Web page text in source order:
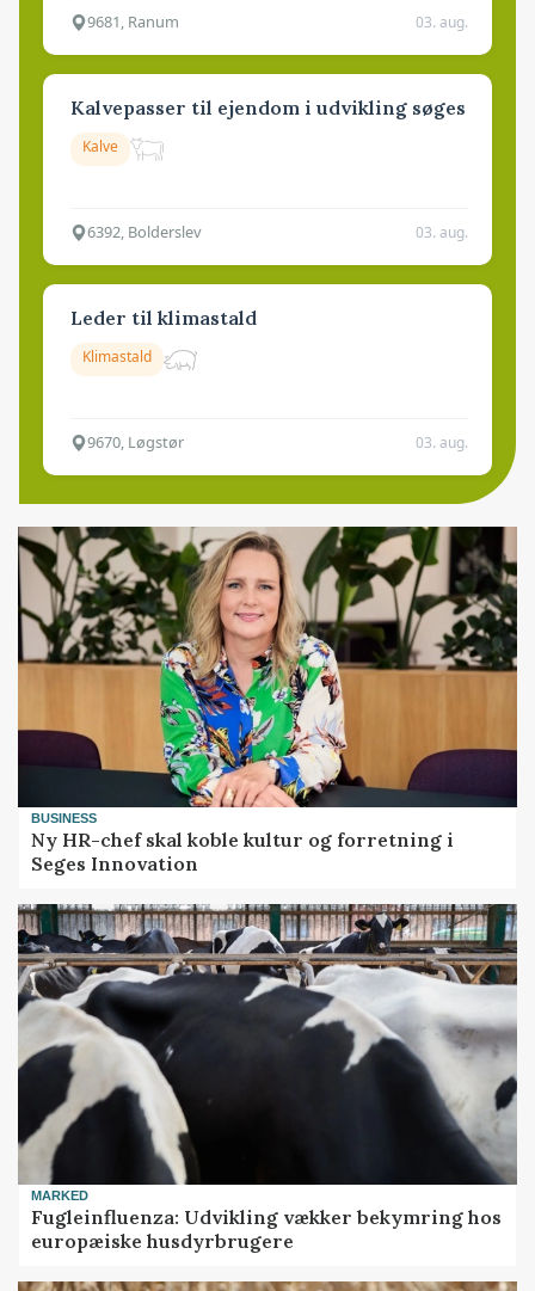
9681, Ranum 03. aug.
Kalvepasser til ejendom i udvikling søges
Kalve
6392, Bolderslev 03. aug.
Leder til klimastald
Klimastald
9670, Løgstør 03. aug.
BUSINESS
Ny HR-chef skal koble kultur og forretning i
Seges Innovation
MARKED
Fugleinfluenza: Udvikling vækker bekymring hos
europæiske husdyrbrugere